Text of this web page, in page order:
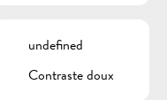
undefined
Contraste doux